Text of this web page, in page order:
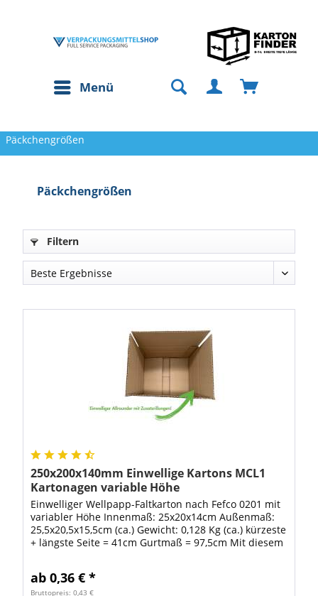
Menü
Päckchengrößen
Päckchengrößen
Filtern
250x200x140mm Einwellige Kartons MCL1
Kartonagen variable Höhe
Einwelliger Wellpapp-Faltkarton nach Fefco 0201 mit
variabler Höhe Innenmaß: 25x20x14cm Außenmaß:
25,5x20,5x15,5cm (ca.) Gewicht: 0,128 Kg (ca.) kürzeste
+ längste Seite = 41cm Gurtmaß = 97,5cm Mit diesem
ab 0,36 € *
Bruttopreis: 0,43 €